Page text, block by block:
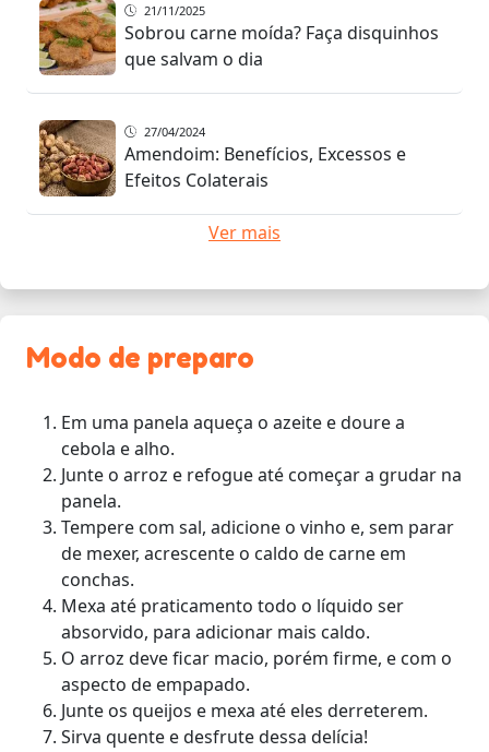
21/11/2025
Sobrou carne moída? Faça disquinhos
que salvam o dia
27/04/2024
Amendoim: Benefícios, Excessos e
Efeitos Colaterais
Ver mais
Modo de preparo
Em uma panela aqueça o azeite e doure a
cebola e alho.
Junte o arroz e refogue até começar a grudar na
panela.
Tempere com sal, adicione o vinho e, sem parar
de mexer, acrescente o caldo de carne em
conchas.
Mexa até praticamento todo o líquido ser
absorvido, para adicionar mais caldo.
O arroz deve ficar macio, porém firme, e com o
aspecto de empapado.
Junte os queijos e mexa até eles derreterem.
Sirva quente e desfrute dessa delícia!